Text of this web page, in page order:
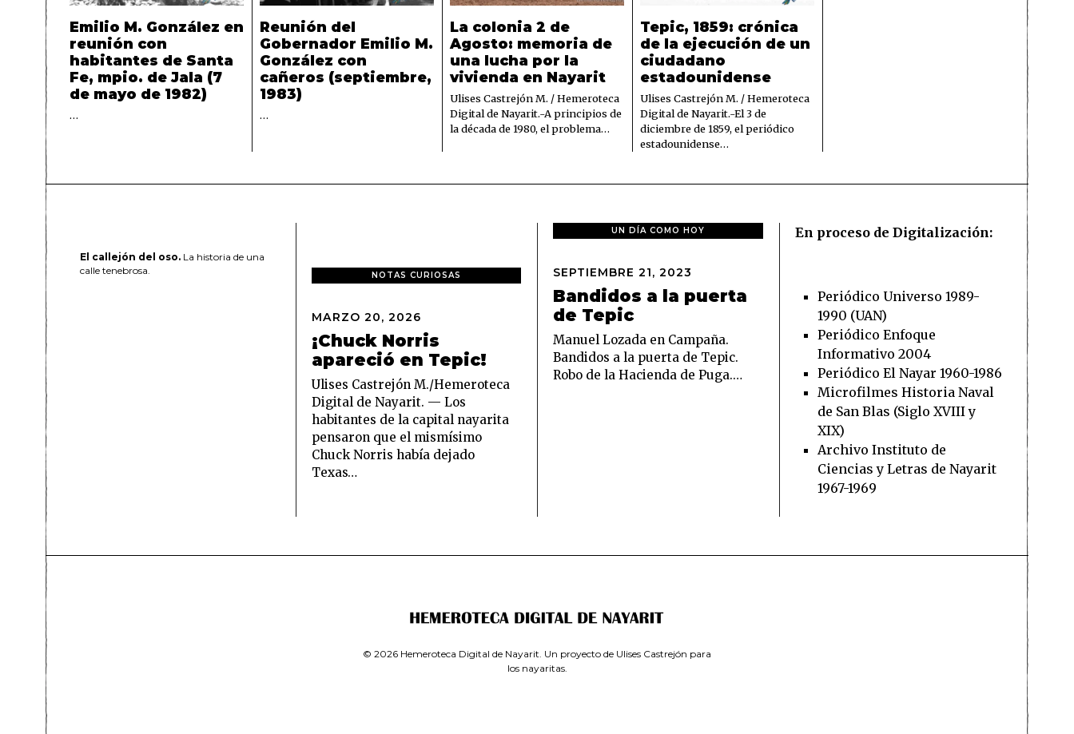
Emilio M. González en
reunión con
habitantes de Santa
Fe, mpio. de Jala (7
de mayo de 1982)
…
Reunión del
Gobernador Emilio M.
González con
cañeros (septiembre,
1983)
…
La colonia 2 de
Agosto: memoria de
una lucha por la
vivienda en Nayarit
Ulises Castrejón M. / Hemeroteca
Digital de Nayarit.-A principios de
la década de 1980, el problema…
Tepic, 1859: crónica
de la ejecución de un
ciudadano
estadounidense
Ulises Castrejón M. / Hemeroteca
Digital de Nayarit.-El 3 de
diciembre de 1859, el periódico
estadounidense…
El callejón del oso. La historia de una
calle tenebrosa.
NOTAS CURIOSAS
MARZO 20, 2026
A
R
Z
O
2
0
,
2
0
¡Chuck Norris
apareció en Tepic!
Ulises Castrejón M./Hemeroteca
Digital de Nayarit. — Los
habitantes de la capital nayarita
pensaron que el mismísimo
Chuck Norris había dejado
Texas…
UN DÍA COMO HOY
SEPTIEMBRE 21, 2023
P
E
M
B
Bandidos a la puerta
de Tepic
Manuel Lozada en Campaña.
Bandidos a la puerta de Tepic.
Robo de la Hacienda de Puga.…
En proceso de Digitalización:
Periódico Universo 1989-
1990 (UAN)
Periódico Enfoque
Informativo 2004
Periódico El Nayar 1960-1986
Microfilmes Historia Naval
de San Blas (Siglo XVIII y
XIX)
Archivo Instituto de
Ciencias y Letras de Nayarit
1967-1969
© 2026 Hemeroteca Digital de Nayarit. Un proyecto de Ulises Castrejón para
los nayaritas.